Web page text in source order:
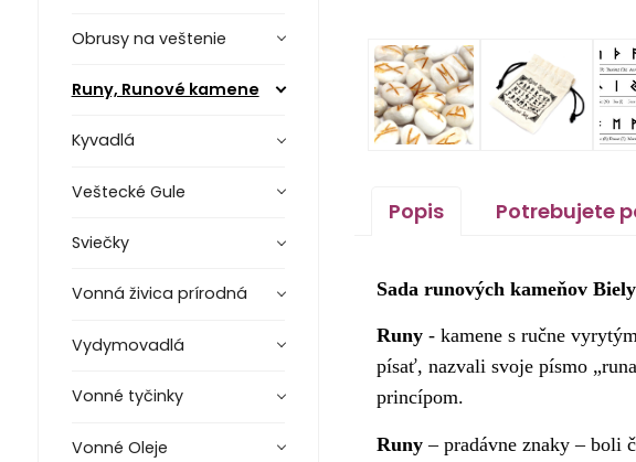
Obrusy na veštenie
Runy, Runové kamene
Kyvadlá
Veštecké Gule
Sviečky
Vonná živica prírodná
Vydymovadlá
Vonné tyčinky
Vonné Oleje
Popis Potrebujete
Sada runových kameňov
Runy- kamene s ručne
písať, nazvali svoje písmo
princípom.
Runy– pradávne znaky – boli